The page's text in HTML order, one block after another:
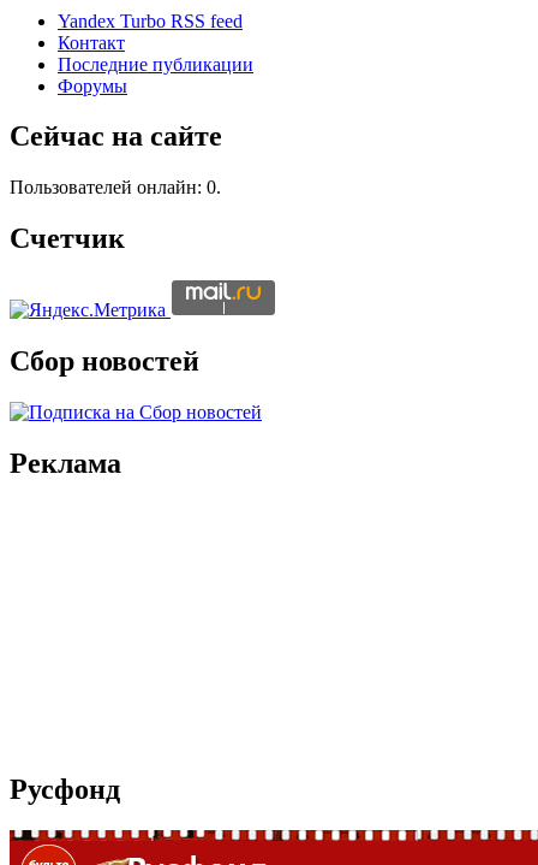
Yandex Turbo RSS feed
Контакт
Последние публикации
Форумы
Сейчас на сайте
Пользователей онлайн: 0.
Счетчик
Сбор новостей
Реклама
Русфонд